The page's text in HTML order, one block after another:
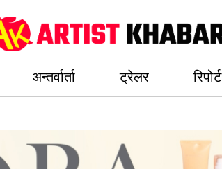
अन्तर्वार्ता ट्रेलर रिपोर्ट